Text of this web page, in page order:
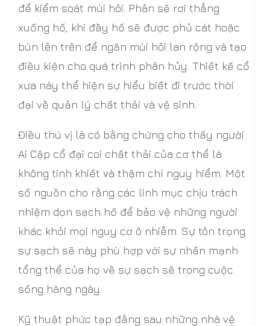
để kiểm soát mùi hôi. Phân sẽ rơi thẳng
xuống hố, khi đầy hố sẽ được phủ cát hoặc
bùn lên trên để ngăn mùi hôi lan rộng và tạo
điều kiện cho quá trình phân hủy. Thiết kế cổ
xưa này thể hiện sự hiểu biết đi trước thời
đại về quản lý chất thải và vệ sinh.
Điều thú vị là có bằng chứng cho thấy người
Ai Cập cổ đại coi chất thải của cơ thể là
không tinh khiết và thậm chí nguy hiểm. Một
số nguồn cho rằng các linh mục chịu trách
nhiệm dọn sạch hố để bảo vệ những người
khác khỏi mọi nguy cơ ô nhiễm. Sự tôn trọng
sự sạch sẽ này phù hợp với sự nhấn mạnh
tổng thể của họ về sự sạch sẽ trong cuộc
sống hàng ngày.
Kỹ thuật phức tạp đằng sau những nhà vệ